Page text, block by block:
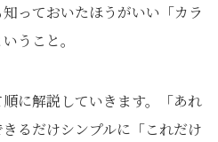
っておいたほうがいい「カラ
うこと。
に解説していきます。「あれ
るだけシンプルに「これだけ